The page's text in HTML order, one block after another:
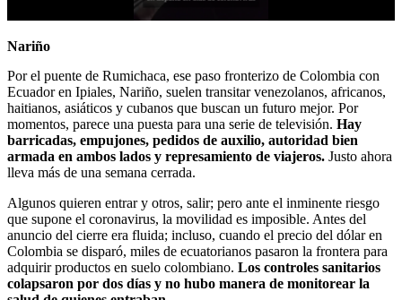
Nariño
Por el puente de Rumichaca, ese paso fronterizo de Colombia con
Ecuador en Ipiales, Nariño, suelen transitar venezolanos, africanos,
haitianos, asiáticos y cubanos que buscan un futuro mejor. Por
momentos, parece una puesta para una serie de televisión. Hay
barricadas, empujones, pedidos de auxilio, autoridad bien
armada en ambos lados y represamiento de viajeros. Justo ahora
lleva más de una semana cerrada.
Algunos quieren entrar y otros, salir; pero ante el inminente riesgo
que supone el coronavirus, la movilidad es imposible. Antes del
anuncio del cierre era fluida; incluso, cuando el precio del dólar en
Colombia se disparó, miles de ecuatorianos pasaron la frontera para
adquirir productos en suelo colombiano. Los controles sanitarios
colapsaron por dos días y no hubo manera de monitorear la